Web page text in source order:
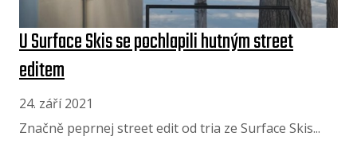
U Surface Skis se pochlapili hutným street
editem
24. září 2021
Značně peprnej street edit od tria ze Surface Skis...